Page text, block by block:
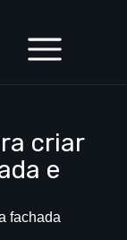
criar
e
fachada